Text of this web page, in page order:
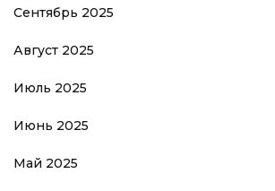
Сентябрь 2025
Август 2025
Июль 2025
Июнь 2025
Май 2025